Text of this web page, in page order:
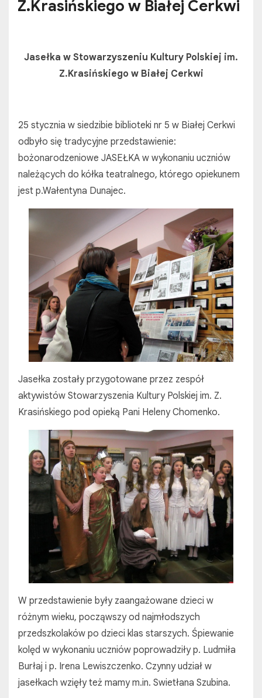
Z.Krasińskiego w Białej Cerkwi
Jasełka w Stowarzyszeniu Kultury Polskiej im.
Z.Krasińskiego w Białej Cerkwi
25 stycznia w siedzibie biblioteki nr 5 w Białej Cerkwi
odbyło się tradycyjne przedstawienie:
bożonarodzeniowe JASEŁKA w wykonaniu uczniów
należących do kółka teatralnego, którego opiekunem
jest p.Wałentyna Dunajec.
Jasełka zostały przygotowane przez zespół
aktywistów Stowarzyszenia Kultury Polskiej im. Z.
Krasińskiego pod opieką Pani Heleny Chomenko.
W przedstawienie były zaangażowane dzieci w
różnym wieku, począwszy od najmłodszych
przedszkolaków po dzieci klas starszych. Śpiewanie
kolęd w wykonaniu uczniów poprowadziły p. Ludmiła
Burłaj i p. Irena Lewiszczenko. Czynny udział w
jasełkach wzięły też mamy m.in. Swietłana Szubina.